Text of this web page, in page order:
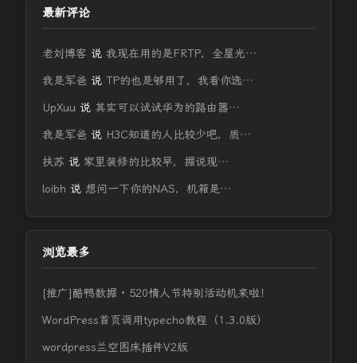
最新评论
老刘博客 说 我现在用的是FRTP，全屋光…
我是军爸 说 TP的也是够用了，我看你选…
UpXuu 说 其实可以试试华为的路由器…
我是军爸 说 H3C知道的人比较少吧，质…
扶苏 说 家里装修的比较早，据说现…
loibh 说 想问一下你的NAS，机箱是…
浏览最多
[推广]酷鸭数据 · 520情人节特别活动机来啦！
WordPress首页调用typecho教程（1.3.0版）
wordpress兰空图床插件V2版